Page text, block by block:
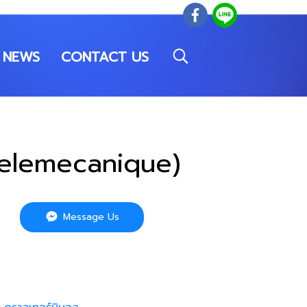
NEWS CONTACT US
Message Us